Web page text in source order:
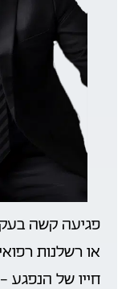
פגיעה קשה
או רשלנות
חייו של הנפגע